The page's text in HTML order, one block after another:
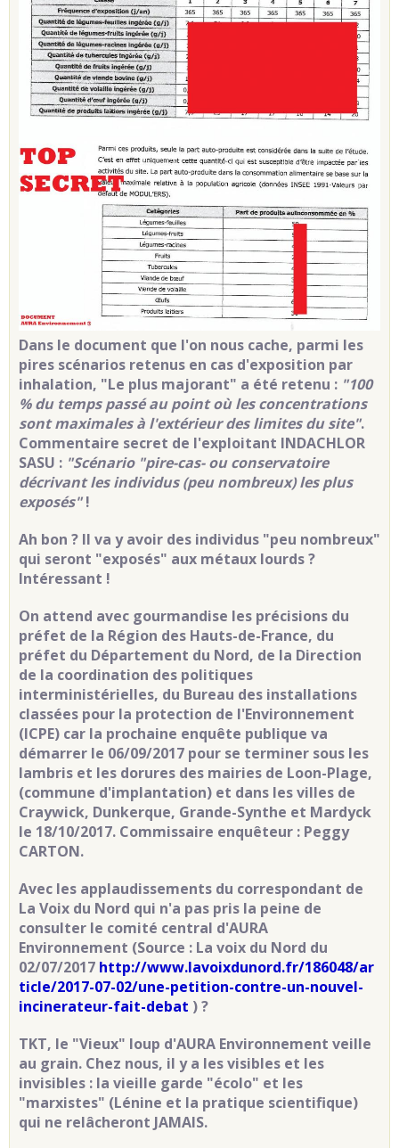
Dans le document que l'on nous cache, parmi les
pires scénarios retenus en cas d'exposition par
inhalation, "Le plus majorant" a été retenu : "100
% du temps passé au point où les concentrations
sont maximales à l'extérieur des limites du site".
Commentaire secret de l'exploitant INDACHLOR
SASU : "Scénario "pire-cas- ou conservatoire
décrivant les individus (peu nombreux) les plus
exposés"!
Ah bon ? Il va y avoir des individus "peu nombreux"
qui seront "exposés" aux métaux lourds ?
Intéressant !
On attend avec gourmandise les précisions du
préfet de la Région des Hauts-de-France, du
préfet du Département du Nord, de la Direction
de la coordination des politiques
interministérielles, du Bureau des installations
classées pour la protection de l'Environnement
(ICPE) car la prochaine enquête publique va
démarrer le 06/09/2017 pour se terminer sous les
lambris et les dorures des mairies de Loon-Plage,
(commune d'implantation) et dans les villes de
Craywick, Dunkerque, Grande-Synthe et Mardyck
le 18/10/2017. Commissaire enquêteur : Peggy
CARTON.
Avec les applaudissements du correspondant de
La Voix du Nord qui n'a pas pris la peine de
consulter le comité central d'AURA
Environnement (Source : La voix du Nord du
02/07/2017 http://www.lavoixdunord.fr/186048/ar
ticle/2017-07-02/une-petition-contre-un-nouvel-
incinerateur-fait-debat ) ?
TKT, le "Vieux" loup d'AURA Environnement veille
au grain. Chez nous, il y a les visibles et les
invisibles : la vieille garde "écolo" et les
"marxistes" (Lénine et la pratique scientifique)
qui ne relâcheront JAMAIS.